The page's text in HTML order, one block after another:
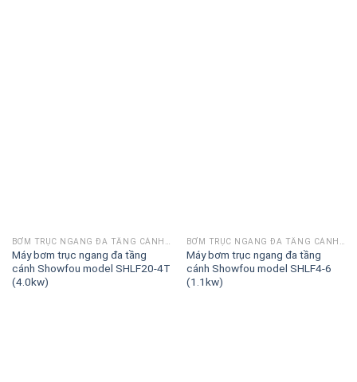
Máy bơm trục ngang đa tầng
cánh Showfou model SHLF20-4T
(4.0kw)
Máy bơm trục ngang đa tầng
cánh Showfou model SHLF4-6
(1.1kw)